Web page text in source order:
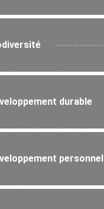
durable
personnel